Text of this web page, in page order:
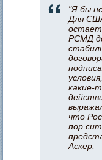
"Я бы
Для
РСМД
какие-
что
пор
Аскер.